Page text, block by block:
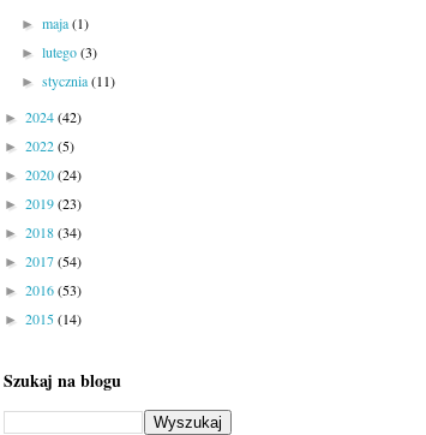
►maja(1)
►lutego(3)
►stycznia(11)
► 2024(42)
► 2022(5)
► 2020(24)
► 2019(23)
► 2018(34)
► 2017(54)
► 2016(53)
► 2015(14)
Szukaj na blogu